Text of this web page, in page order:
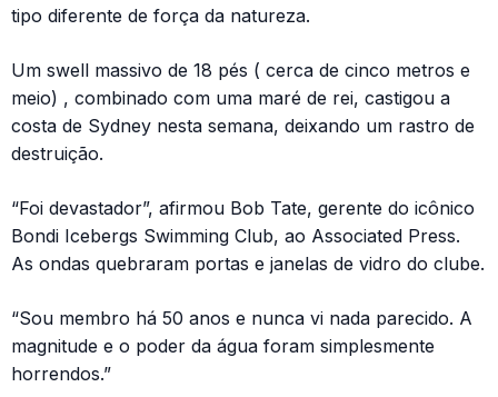
tipo diferente de força da natureza.
Um swell massivo de 18 pés ( cerca de cinco metros e
meio) , combinado com uma maré de rei, castigou a
costa de Sydney nesta semana, deixando um rastro de
destruição.
“Foi devastador”, afirmou Bob Tate, gerente do icônico
Bondi Icebergs Swimming Club, ao Associated Press.
As ondas quebraram portas e janelas de vidro do clube.
“Sou membro há 50 anos e nunca vi nada parecido. A
magnitude e o poder da água foram simplesmente
horrendos.”